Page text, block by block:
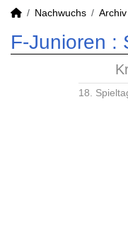
Nachwuchs Archiv
F-Junioren :
18.